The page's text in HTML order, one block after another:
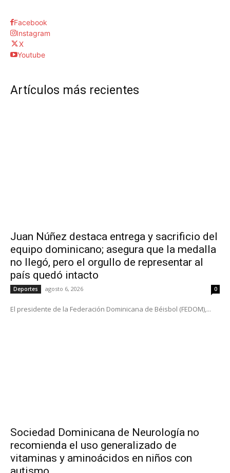
Facebook
Instagram
X
Youtube
Artículos más recientes
Juan Núñez destaca entrega y sacrificio del
equipo dominicano; asegura que la medalla
no llegó, pero el orgullo de representar al
país quedó intacto
Deportes agosto 6, 2026 0
El presidente de la Federación Dominicana de Béisbol (FEDOM),...
Sociedad Dominicana de Neurología no
recomienda el uso generalizado de
vitaminas y aminoácidos en niños con